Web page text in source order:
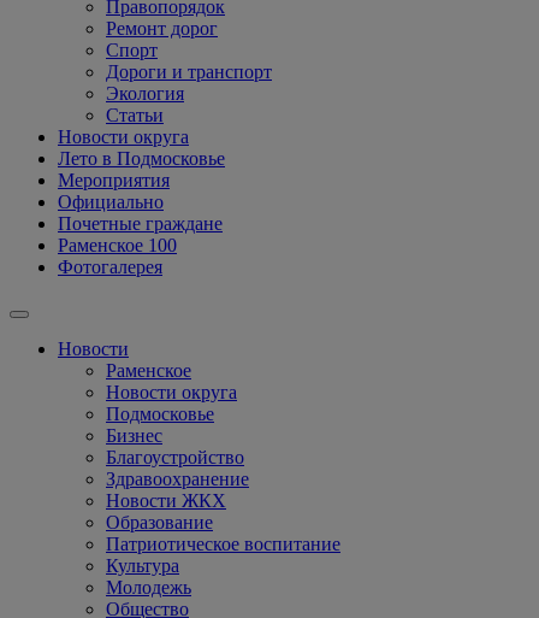
Правопорядок
Ремонт дорог
Спорт
Дороги и транспорт
Экология
Статьи
Новости округа
Лето в Подмосковье
Мероприятия
Официально
Почетные граждане
Раменское 100
Фотогалерея
Новости
Раменское
Новости округа
Подмосковье
Бизнес
Благоустройство
Здравоохранение
Новости ЖКХ
Образование
Патриотическое воспитание
Культура
Молодежь
Общество